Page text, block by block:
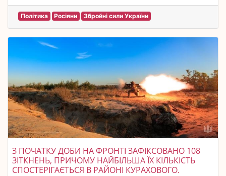
Політика Росіяни Збройні сили України
З ПОЧАТКУ ДОБИ НА ФРОНТІ ЗАФІКСОВАНО 108
ЗІТКНЕНЬ, ПРИЧОМУ НАЙБІЛЬША ЇХ КІЛЬКІСТЬ
СПОСТЕРІГАЄТЬСЯ В РАЙОНІ КУРАХОВОГО.